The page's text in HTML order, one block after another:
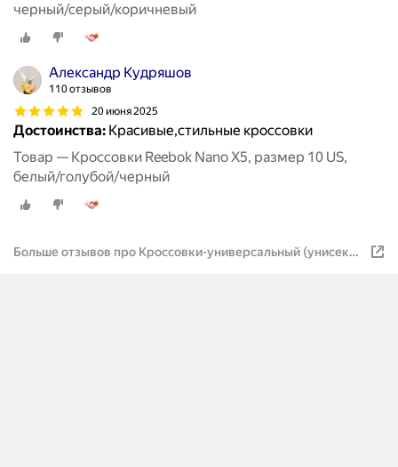
черный/серый/коричневый
Александр Кудряшов
110 отзывов
20 июня 2025
Достоинства: Красивые,стильные кроссовки
Товар — Кроссовки Reebok Nano X5, размер 10 US,
белый/голубой/черный
Больше отзывов про Кроссовки-универсальный (унисекс)-